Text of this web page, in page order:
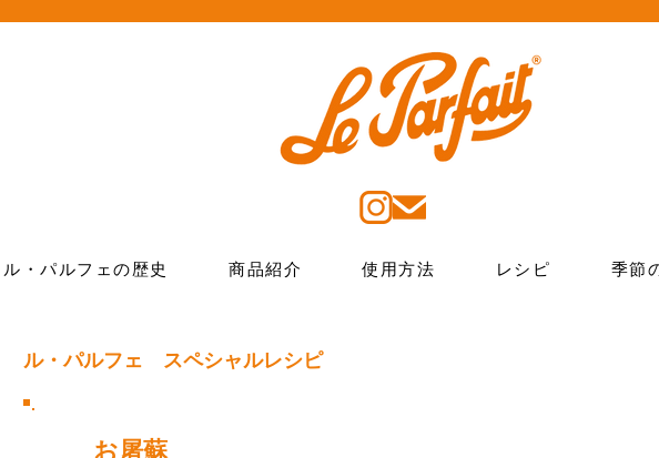
ル・パルフェの歴史 商品紹介 使用方法 レシピ 季節
ル・パルフェ スペシャルレシピ
お屠蘇